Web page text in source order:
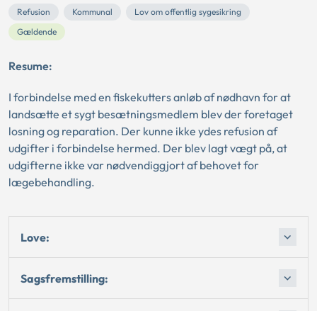
Refusion Kommunal
Lov om offentlig sygesikring
Gældende
Resume:
I forbindelse med en fiskekutters anløb af nødhavn for at
landsætte et sygt besætningsmedlem blev der foretaget
losning og reparation. Der kunne ikke ydes refusion af
udgifter i forbindelse hermed. Der blev lagt vægt på, at
udgifterne ikke var nødvendiggjort af behovet for
lægebehandling.
Love:
Sagsfremstilling: